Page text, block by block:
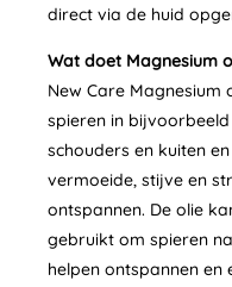
direct via de huid
Wat doet Magnesium
New Care Magnesium
spieren in
schouders en kuiten
vermoeide, stijve en
ontspannen. De olie
gebruikt om spieren
helpen ontspannen